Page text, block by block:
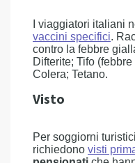
I viaggiatori italiani
vaccini specifici.
contro la febbre
Difterite; Tifo
Colera; Tetano.
Visto
Per soggiorni
richiedono visti